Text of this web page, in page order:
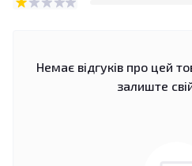
Немає відгуків про цей
залиште